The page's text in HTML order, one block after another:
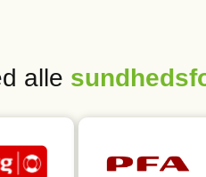
alle